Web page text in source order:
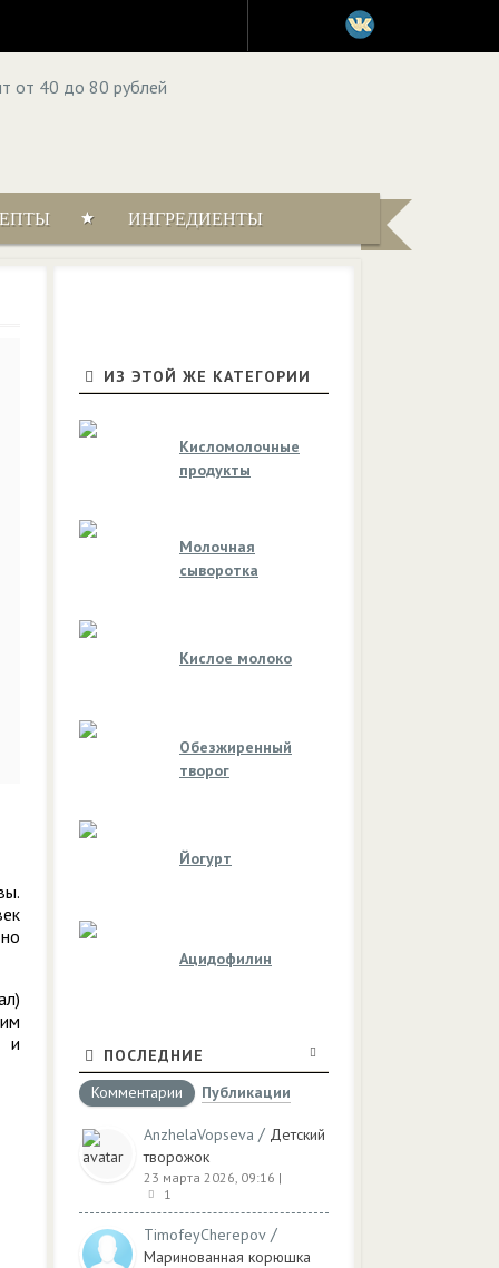
ИНГРЕДИЕНТЫ
и
ИЗ ЭТОЙ ЖЕ КАТЕГОРИИ
Кисломолочные
продукты
Молочная
сыворотка
Кислое молоко
Обезжиренный
творог
Йогурт
Ацидофилин
ПОСЛЕДНИЕ
Комментарии
Публикации
AnzhelaVopseva / Детский
творожок
23 марта 2026, 09:16 |
1
TimofeyCherepov /
Маринованная корюшка